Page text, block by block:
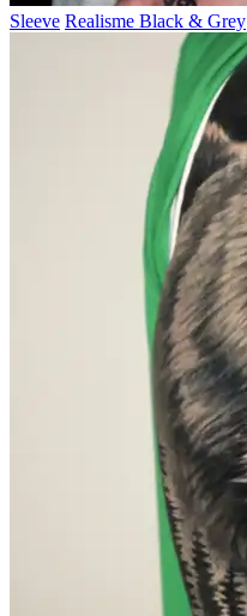
Sleeve Realisme Black & Grey